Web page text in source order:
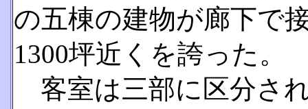
の五棟の建物が廊下で
1300坪近くを誇った。
客室は三部に区分さ